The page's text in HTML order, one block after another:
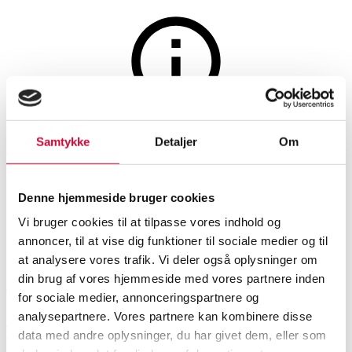
Samtykke Detaljer Om
Denne hjemmeside bruger cookies
Vi bruger cookies til at tilpasse vores indhold og
annoncer, til at vise dig funktioner til sociale medier og til
at analysere vores trafik. Vi deler også oplysninger om
din brug af vores hjemmeside med vores partnere inden
for sociale medier, annonceringspartnere og
analysepartnere. Vores partnere kan kombinere disse
data med andre oplysninger, du har givet dem, eller som
Sofaer, sofagrupper
Auktionen er afsluttet
Hans Thyge Design. Tre-pers.
sofa, 2000-tallet, model Mojo
SHOWROOM
Aarhus
VURDERING
DKK 1.300
VARENUMMER
6593791
Beskrivelse